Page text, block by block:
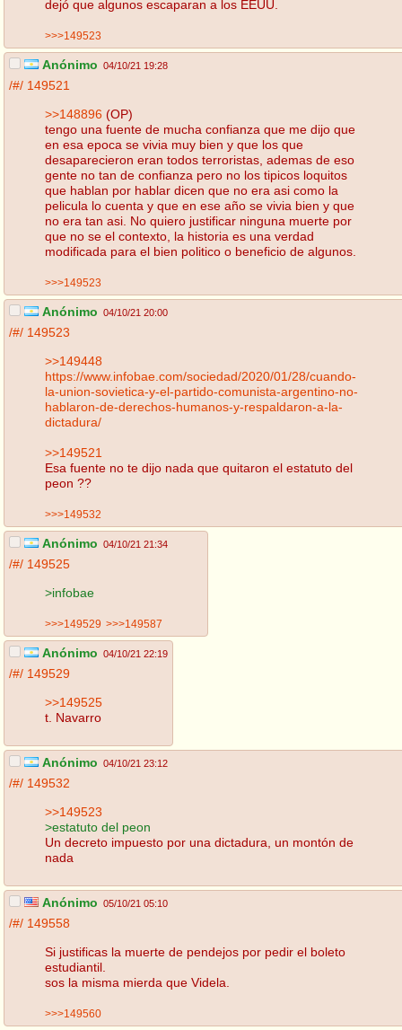
dejó que algunos escaparan a los EEUU.
>>>149523
Anónimo 04/10/21 19:28
/#/ 149521
>>148896 (OP)
tengo una fuente de mucha confianza que me dijo que
en esa epoca se vivia muy bien y que los que
desaparecieron eran todos terroristas, ademas de eso
gente no tan de confianza pero no los tipicos loquitos
que hablan por hablar dicen que no era asi como la
pelicula lo cuenta y que en ese año se vivia bien y que
no era tan asi. No quiero justificar ninguna muerte por
que no se el contexto, la historia es una verdad
modificada para el bien politico o beneficio de algunos.
>>>149523
Anónimo 04/10/21 20:00
/#/ 149523
>>149448
https://www.infobae.com/sociedad/2020/01/28/cuando-
la-union-sovietica-y-el-partido-comunista-argentino-no-
hablaron-de-derechos-humanos-y-respaldaron-a-la-
dictadura/
>>149521
Esa fuente no te dijo nada que quitaron el estatuto del
peon ??
>>>149532
Anónimo 04/10/21 21:34
/#/ 149525
>infobae
>>>149529 >>>149587
Anónimo 04/10/21 22:19
/#/ 149529
>>149525
t. Navarro
Anónimo 04/10/21 23:12
/#/ 149532
>>149523
>estatuto del peon
Un decreto impuesto por una dictadura, un montón de
nada
Anónimo 05/10/21 05:10
/#/ 149558
Si justificas la muerte de pendejos por pedir el boleto
estudiantil.
sos la misma mierda que Videla.
>>>149560